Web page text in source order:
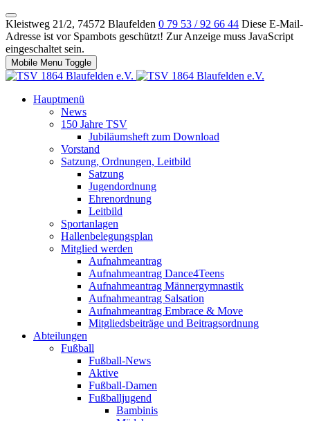
Kleistweg 21/2, 74572 Blaufelden 0 79 53 / 92 66 44 Diese E-Mail-
Adresse ist vor Spambots geschützt! Zur Anzeige muss JavaScript
eingeschaltet sein.
Mobile Menu Toggle
Hauptmenü
News
150 Jahre TSV
Jubiläumsheft zum Download
Vorstand
Satzung, Ordnungen, Leitbild
Satzung
Jugendordnung
Ehrenordnung
Leitbild
Sportanlagen
Hallenbelegungsplan
Mitglied werden
Aufnahmeantrag
Aufnahmeantrag Dance4Teens
Aufnahmeantrag Männergymnastik
Aufnahmeantrag Salsation
Aufnahmeantrag Embrace & Move
Mitgliedsbeiträge und Beitragsordnung
Abteilungen
Fußball
Fußball-News
Aktive
Fußball-Damen
Fußballjugend
Bambinis